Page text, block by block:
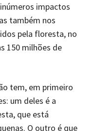
impactos
também nos
pela floresta, no
150 milhões de
tem, em primeiro
um deles é a
que está
O outro é que